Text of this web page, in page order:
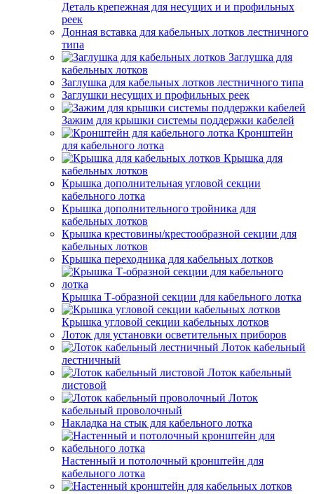
Деталь крепежная для несущих и и профильных
реек
Донная вставка для кабельных лотков лестничного
типа
Заглушка для
кабельных лотков
Заглушка для кабельных лотков лестничного типа
Заглушки несущих и профильных реек
Зажим для крышки системы поддержки кабелей
Кронштейн
для кабельного лотка
Крышка для
кабельных лотков
Крышка дополнительная угловой секции
кабельного лотка
Крышка дополнительного тройника для
кабельных лотков
Крышка крестовины/крестообразной секции для
кабельных лотков
Крышка переходника для кабельных лотков
Крышка Т-образной секции для кабельного лотка
Крышка угловой секции кабельных лотков
Лоток для установки осветительных приборов
Лоток кабельный
лестничный
Лоток кабельный
листовой
Лоток
кабельный проволочный
Накладка на стык для кабельного лотка
Настенный и потолочный кронштейн для
кабельного лотка